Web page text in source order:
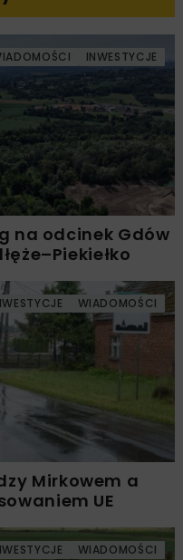
INWESTYCJE
na odcinek Gdów
WIADOMOŚCI
Mirkowem a
UE
WIADOMOŚCI